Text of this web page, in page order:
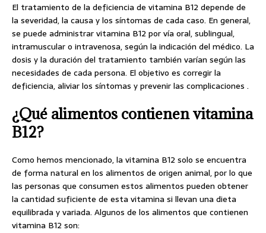
El tratamiento de la deficiencia de vitamina B12 depende de
la severidad, la causa y los síntomas de cada caso. En general,
se puede administrar vitamina B12 por vía oral, sublingual,
intramuscular o intravenosa, según la indicación del médico. La
dosis y la duración del tratamiento también varían según las
necesidades de cada persona. El objetivo es corregir la
deficiencia, aliviar los síntomas y prevenir las complicaciones .
¿Qué alimentos contienen vitamina
B12?
Como hemos mencionado, la vitamina B12 solo se encuentra
de forma natural en los alimentos de origen animal, por lo que
las personas que consumen estos alimentos pueden obtener
la cantidad suficiente de esta vitamina si llevan una dieta
equilibrada y variada. Algunos de los alimentos que contienen
vitamina B12 son: